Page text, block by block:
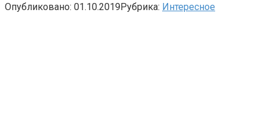
Опубликовано: 01.10.2019Рубрика: Интересное